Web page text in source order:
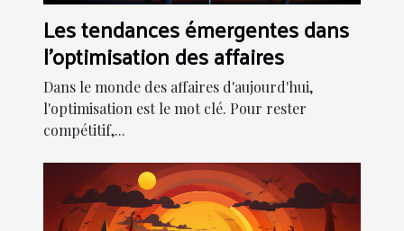
Les tendances émergentes dans
l'optimisation des affaires
Dans le monde des affaires d'aujourd'hui,
l'optimisation est le mot clé. Pour rester
compétitif,...